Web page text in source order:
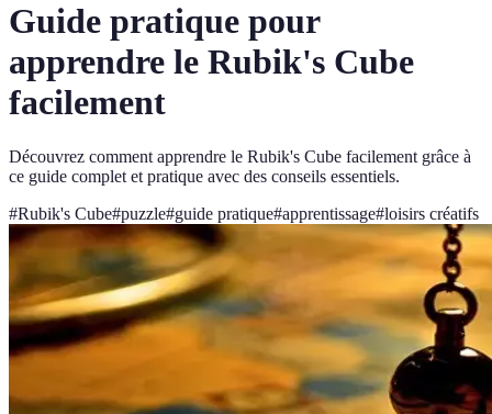
Guide pratique pour
apprendre le Rubik's Cube
facilement
Découvrez comment apprendre le Rubik's Cube facilement grâce à
ce guide complet et pratique avec des conseils essentiels.
#Rubik's Cube#puzzle#guide pratique#apprentissage#loisirs créatifs